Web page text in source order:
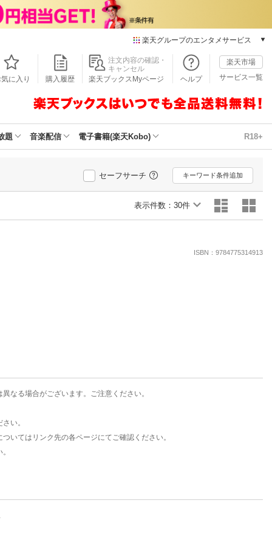
楽天グループのエンタメサービス
本/ゲーム/CD/DVD
楽天ブックス
楽天Kobo
動画配信
楽天TV
動画配信ガイド
気に入り 購入履歴
注文内容の確認・
キャンセル
楽天ブックスMyページ
ヘルプ
楽天市場
サービス一覧
題 音楽配信 電子書籍(楽天Kobo) R18+
セーフサーチ キーワード条件追加
表示件数： 30件
ISBN：9784775314913
なる場合がございます。ご注意ください。
い。
いてはリンク先の各ページにてご確認ください。